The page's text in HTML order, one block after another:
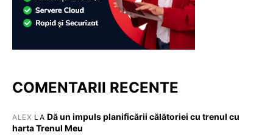
COMENTARII RECENTE
ALEX LA Dă un impuls planificării călătoriei cu trenul cu
harta Trenul Meu